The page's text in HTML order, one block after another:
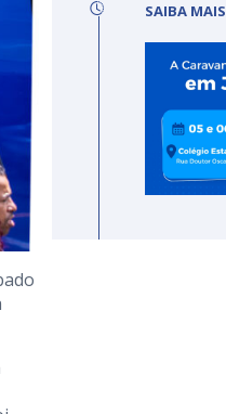
SAIBA MAIS